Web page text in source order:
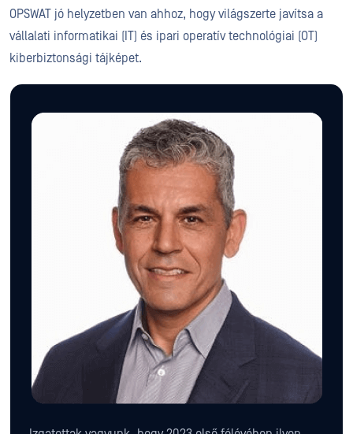
OPSWAT jó helyzetben van ahhoz, hogy világszerte javítsa a
vállalati informatikai (IT) és ipari operatív technológiai (OT)
kiberbiztonsági tájképet.